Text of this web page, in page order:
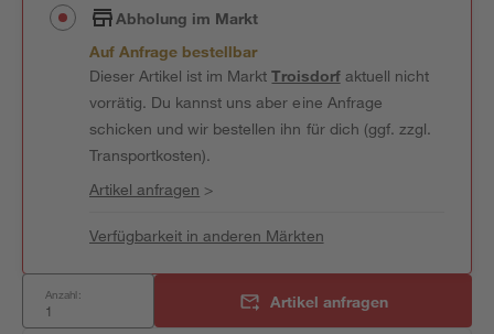
Abholung im Markt
Auf Anfrage bestellbar
Dieser Artikel ist im MarktTroisdorfaktuell nicht
vorrätig. Du kannst uns aber eine Anfrage
schicken und wir bestellen ihn für dich (ggf. zzgl.
Transportkosten).
Artikel anfragen >
Verfügbarkeit in anderen Märkten
Anzahl: Artikel anfragen